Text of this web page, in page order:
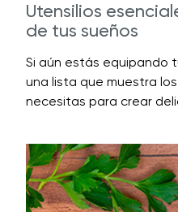
Utensilios
de tus sueños
Si aún estás equipando
una lista que muestra
necesitas para crear